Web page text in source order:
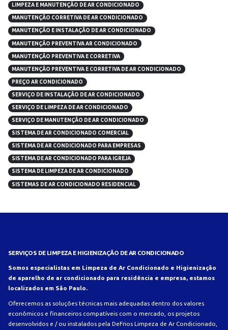
LIMPEZA E MANUTENÇÃO DE AR CONDICIONADO
MANUTENÇÃO CORRETIVA DE AR CONDICIONADO
MANUTENÇÃO E INSTALAÇÃO DE AR CONDICIONADO
MANUTENÇÃO PREVENTIVA AR CONDICIONADO
MANUTENÇÃO PREVENTIVA E CORRETIVA
MANUTENÇÃO PREVENTIVA E CORRETIVA DE AR CONDICIONADO
PREÇO AR CONDICIONADO
SERVIÇO DE INSTALAÇÃO DE AR CONDICIONADO
SERVIÇO DE LIMPEZA DE AR CONDICIONADO
SERVIÇO DE MANUTENÇÃO DE AR CONDICIONADO
SISTEMA DE AR CONDICIONADO COMERCIAL
SISTEMA DE AR CONDICIONADO PARA EMPRESAS
SISTEMA DE AR CONDICIONADO PARA IGREJA
SISTEMA DE LIMPEZA DE AR CONDICIONADO
SISTEMAS DE AR CONDICIONADO RESIDENCIAL
SERVIÇOS DE LIMPEZA E HIGIENIZAÇÃO DE AR CONDICIONADO
Somos especialistas em Limpeza de Ar Condicionado e Higienização
de aparelho de ar condicionado para residência e empresa, estamos
localizados em São Paulo.
Oferecemos as soluções técnicas mais adequadas dentro dos valores
econômicos e financeiros compatíveis com o mercado, os projetos
desenvolvidos e / ou instalados pela DeFrios Limpeza de Ar Condicionado,